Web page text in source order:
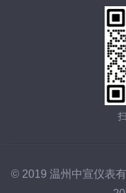
© 2019 温州中宣仪表